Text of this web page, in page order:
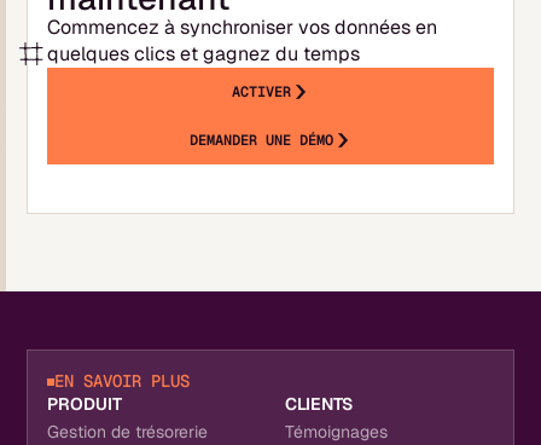
Commencez à synchroniser vos données en
quelques clics et gagnez du temps
ACTIVER
DEMANDER UNE DÉMO
EN SAVOIR PLUS
PRODUIT
Gestion de trésorerie
CLIENTS
Témoignages